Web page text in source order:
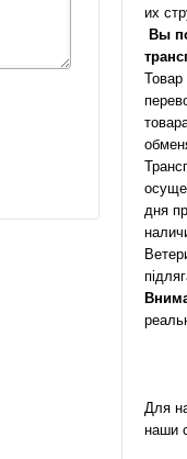
их
Вы
дня
Для
наши